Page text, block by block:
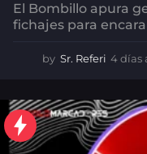
El Bombillo apura
fichajes para
by Sr. Referi 4 días